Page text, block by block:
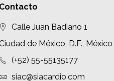
Contacto
Calle Juan Badiano 1
de México, D.F., México
(+52) 55-55135177
siac@siacardio.com